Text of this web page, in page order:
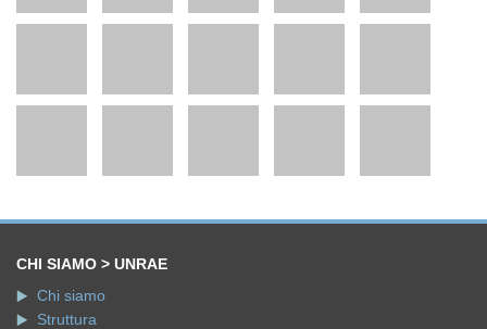
CHI SIAMO > UNRAE
Chi siamo
Struttura